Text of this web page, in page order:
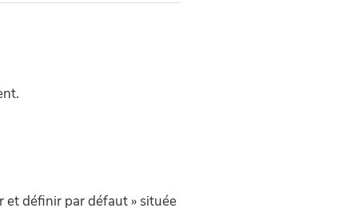
et définir par défaut » située